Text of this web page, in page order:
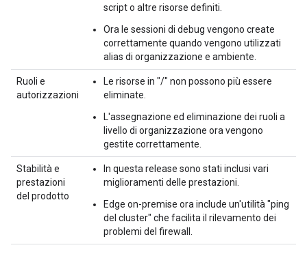
script o altre risorse definiti.
Ora le sessioni di debug vengono create
correttamente quando vengono utilizzati
alias di organizzazione e ambiente.
Ruoli e
autorizzazioni
Le risorse in "/" non possono più essere
eliminate.
L'assegnazione ed eliminazione dei ruoli a
livello di organizzazione ora vengono
gestite correttamente.
Stabilità e
prestazioni
del prodotto
In questa release sono stati inclusi vari
miglioramenti delle prestazioni.
Edge on-premise ora include un'utilità "ping
del cluster" che facilita il rilevamento dei
problemi del firewall.